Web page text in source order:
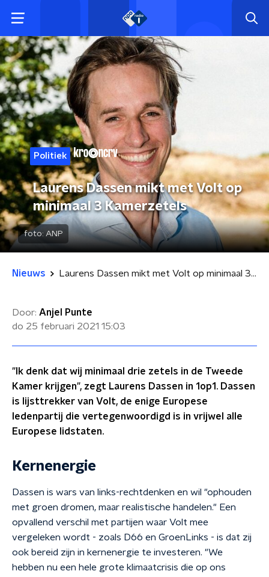
Politiek
Laurens Dassen mikt met Volt op
minimaal 3 Kamerzetels
foto: ANP
Nieuws Laurens Dassen mikt met Volt op minimaal 3 Kamerzetels
Door: Anjel Punte
do 25 februari 2021 15:03
"Ik denk dat wij minimaal drie zetels in de Tweede
Kamer krijgen", zegt Laurens Dassen in 1op1. Dassen
is lijsttrekker van Volt, de enige Europese
ledenpartij die vertegenwoordigd is in vrijwel alle
Europese lidstaten.
Kernenergie
Dassen is wars van links-rechtdenken en wil "ophouden
met groen dromen, maar realistische handelen." Een
opvallend verschil met partijen waar Volt mee
vergeleken wordt - zoals D66 en GroenLinks - is dat zij
ook bereid zijn in kernenergie te investeren. "We
hebben nu een hele grote klimaatcrisis die op ons